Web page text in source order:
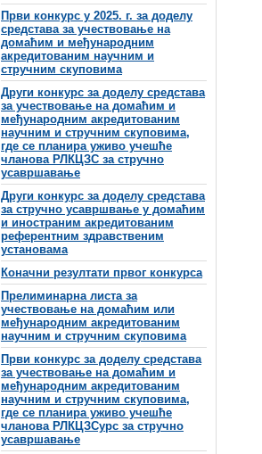
Први конкурс у 2025. г. за доделу
средстава за учествовање на
домаћим и међународним
акредитованим научним и
стручним скуповима
Други конкурс за доделу средстава
за учествовање на домаћим и
међународним акредитованим
научним и стручним скуповима,
где се планира уживо учешће
чланова РЛКЦЗС за стручно
усавршавање
Други конкурс за доделу средстава
за стручно усавршвање у домаћим
и иностраним акредитованим
референтним здравственим
установама
Коначни резултати првог конкурса
Прелиминарна листа за
учествовање на домаћим или
међународним акредитованим
научним и стручним скуповима
Први конкурс за доделу средстава
за учествовање на домаћим и
међународним акредитованим
научним и стручним скуповима,
где се планира уживо учешће
чланова РЛКЦЗСурс за стручно
усавршавање